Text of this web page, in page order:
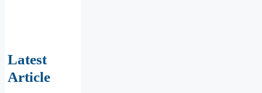
Latest
Article